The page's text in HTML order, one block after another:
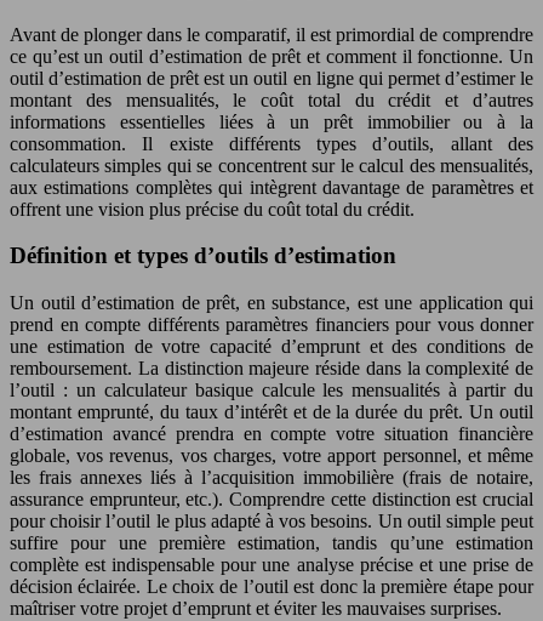
Avant de plonger dans le comparatif, il est primordial de comprendre
ce qu’est un outil d’estimation de prêt et comment il fonctionne. Un
outil d’estimation de prêt est un outil en ligne qui permet d’estimer le
montant des mensualités, le coût total du crédit et d’autres
informations essentielles liées à un prêt immobilier ou à la
consommation. Il existe différents types d’outils, allant des
calculateurs simples qui se concentrent sur le calcul des mensualités,
aux estimations complètes qui intègrent davantage de paramètres et
offrent une vision plus précise du coût total du crédit.
Définition et types d’outils d’estimation
Un outil d’estimation de prêt, en substance, est une application qui
prend en compte différents paramètres financiers pour vous donner
une estimation de votre capacité d’emprunt et des conditions de
remboursement. La distinction majeure réside dans la complexité de
l’outil : un calculateur basique calcule les mensualités à partir du
montant emprunté, du taux d’intérêt et de la durée du prêt. Un outil
d’estimation avancé prendra en compte votre situation financière
globale, vos revenus, vos charges, votre apport personnel, et même
les frais annexes liés à l’acquisition immobilière (frais de notaire,
assurance emprunteur, etc.). Comprendre cette distinction est crucial
pour choisir l’outil le plus adapté à vos besoins. Un outil simple peut
suffire pour une première estimation, tandis qu’une estimation
complète est indispensable pour une analyse précise et une prise de
décision éclairée. Le choix de l’outil est donc la première étape pour
maîtriser votre projet d’emprunt et éviter les mauvaises surprises.